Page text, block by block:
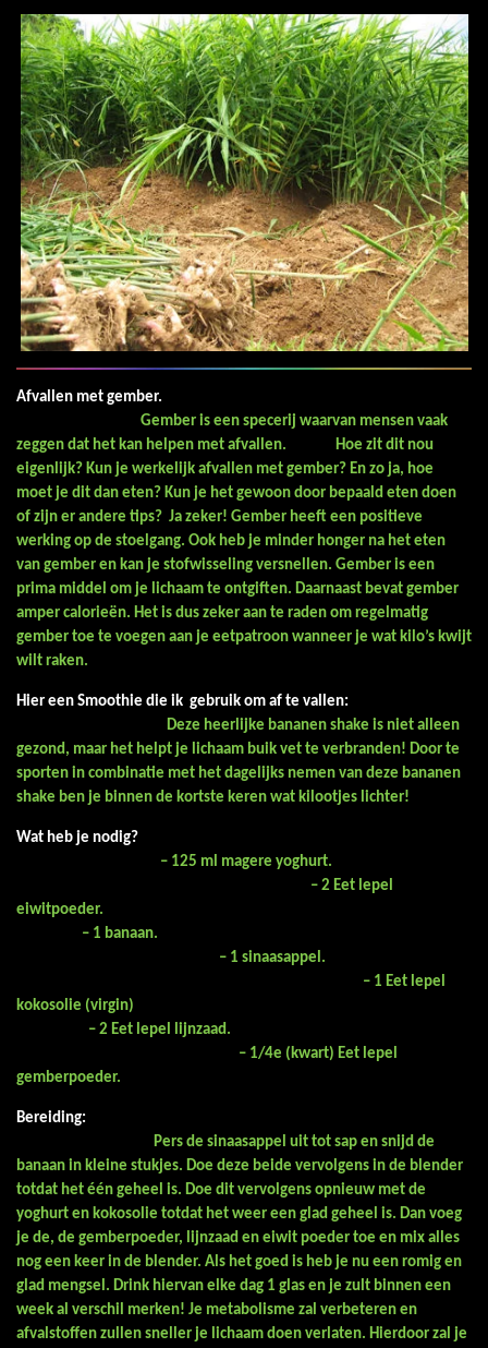
Afvallen met gember.
Gember is een specerij waarvan mensen vaak
zeggen dat het kan helpen met afvallen. Hoe zit dit nou
eigenlijk? Kun je werkelijk afvallen met gember? En zo ja, hoe
moet je dit dan eten? Kun je het gewoon door bepaald eten doen
of zijn er andere tips? Ja zeker! Gember heeft een positieve
werking op de stoelgang. Ook heb je minder honger na het eten
van gember en kan je stofwisseling versnellen. Gember is een
prima middel om je lichaam te ontgiften. Daarnaast bevat gember
amper calorieën. Het is dus zeker aan te raden om regelmatig
gember toe te voegen aan je eetpatroon wanneer je wat kilo’s kwijt
wilt raken.
Hier een Smoothie die ik gebruik om af te vallen:
Deze heerlijke bananen shake is niet alleen
gezond, maar het helpt je lichaam buik vet te verbranden! Door te
sporten in combinatie met het dagelijks nemen van deze bananen
shake ben je binnen de kortste keren wat kilootjes lichter!
Wat heb je nodig?
– 125 ml magere yoghurt.
– 2 Eet lepel
eiwitpoeder.
– 1 banaan.
– 1 sinaasappel.
– 1 Eet lepel
kokosolie (virgin)
– 2 Eet lepel lijnzaad.
– 1/4e (kwart) Eet lepel
gemberpoeder.
Bereiding:
Pers de sinaasappel uit tot sap en snijd de
banaan in kleine stukjes. Doe deze beide vervolgens in de blender
totdat het één geheel is. Doe dit vervolgens opnieuw met de
yoghurt en kokosolie totdat het weer een glad geheel is. Dan voeg
je de, de gemberpoeder, lijnzaad en eiwit poeder toe en mix alles
nog een keer in de blender. Als het goed is heb je nu een romig en
glad mengsel. Drink hiervan elke dag 1 glas en je zult binnen een
week al verschil merken! Je metabolisme zal verbeteren en
afvalstoffen zullen sneller je lichaam doen verlaten. Hierdoor zal je